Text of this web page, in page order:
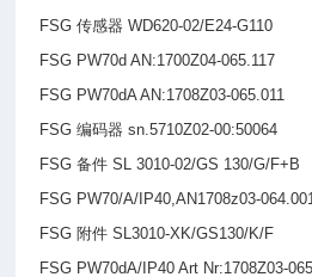
FSG传感器 WD620-02/E24-G110
FSG PW70d AN:1700Z04-065.117
FSG PW70dA AN:1708Z03-065.011
FSG编码器 sn.5710Z02-00:50064
FSG备件 SL 3010-02/GS 130/G/
FSG PW70/A/IP40,AN1708z03-
FSG 附件 SL3010-XK/GS130/K/F
FSG PW70dA/IP40 Art Nr:1708Z03-